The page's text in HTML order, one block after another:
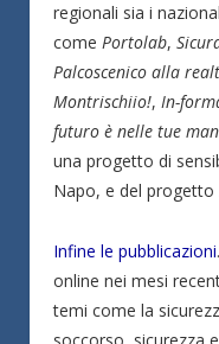
regionali sia i
come Portolab,
Palcoscenico alla
Montrischiio!, In-
futuro è nelle tue man
una progetto di
Napo, e del progetto
Infine le pubblicazioni
online nei mesi
temi come la